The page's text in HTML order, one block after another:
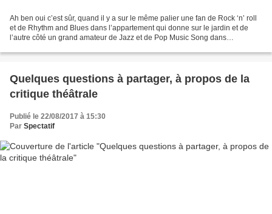
Ah ben oui c’est sûr, quand il y a sur le même palier une fan de Rock ‘n’ roll
et de Rhythm and Blues dans l’appartement qui donne sur le jardin et de
l’autre côté un grand amateur de Jazz et de Pop Music Song dans
Quelques questions à partager, à propos de la
critique théâtrale
Publié le 22/08/2017 à 15:30
Par Spectatif